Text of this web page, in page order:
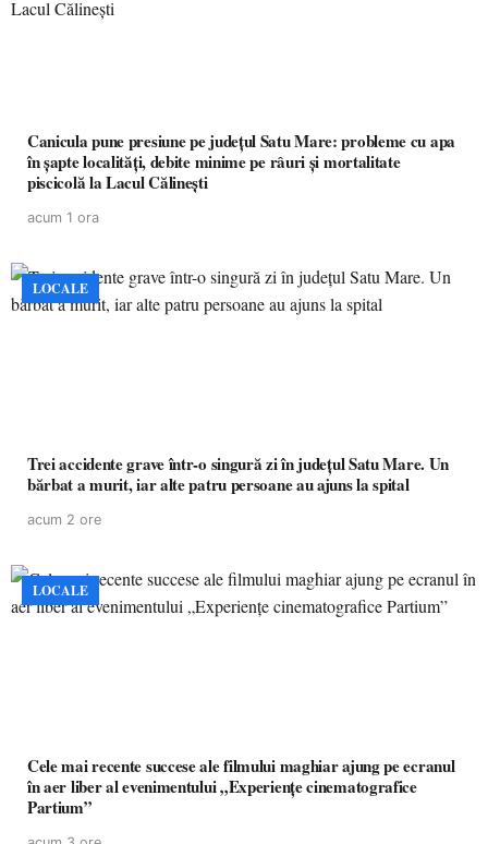
Canicula pune presiune pe județul Satu Mare: probleme cu apa
în șapte localități, debite minime pe râuri și mortalitate
piscicolă la Lacul Călinești
acum 1 ora
LOCALE
Trei accidente grave într-o singură zi în județul Satu Mare. Un
bărbat a murit, iar alte patru persoane au ajuns la spital
acum 2 ore
LOCALE
Cele mai recente succese ale filmului maghiar ajung pe ecranul
în aer liber al evenimentului „Experiențe cinematografice
Partium”